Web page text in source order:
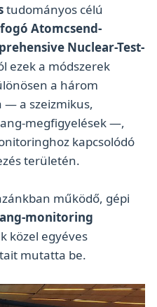
tudományos célú
Atomcsend-
Nuclear-Test-
ezek a módszerek
a három
a szeizmikus,
megfigyelések —,
kapcsolódó
területén.
működő, gépi
monitoring
közel egyéves
mutatta be.